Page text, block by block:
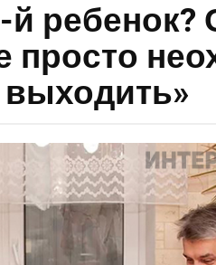
й ребенок?
выходить»